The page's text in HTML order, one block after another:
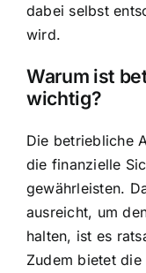
dabei selbst
wird.
Warum ist
wichtig?
Die betriebliche
die finanzielle
gewährleisten.
ausreicht, um
halten, ist es
Zudem bietet